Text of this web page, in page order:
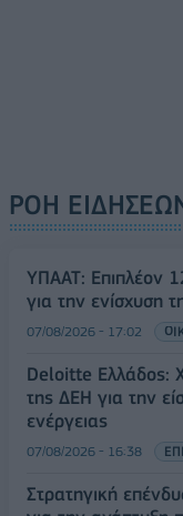
ΡΟΗ
ΥΠΑΑΤ: Επιπλέον
για την ενίσχυση
07/08/2026 - 17:02
Deloitte Ελλάδος:
της ΔΕΗ για την
ενέργειας
07/08/2026 - 16:38
Στρατηγική